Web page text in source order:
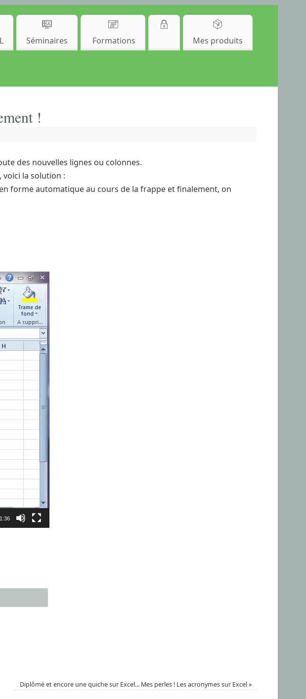
Séminaires Formations Mes produits
!
des nouvelles lignes ou colonnes.
voici la solution :
forme automatique au cours de la frappe et finalement, on
Diplômé et encore une quiche sur Excel... Mes perles ! Les acronymes sur Excel »